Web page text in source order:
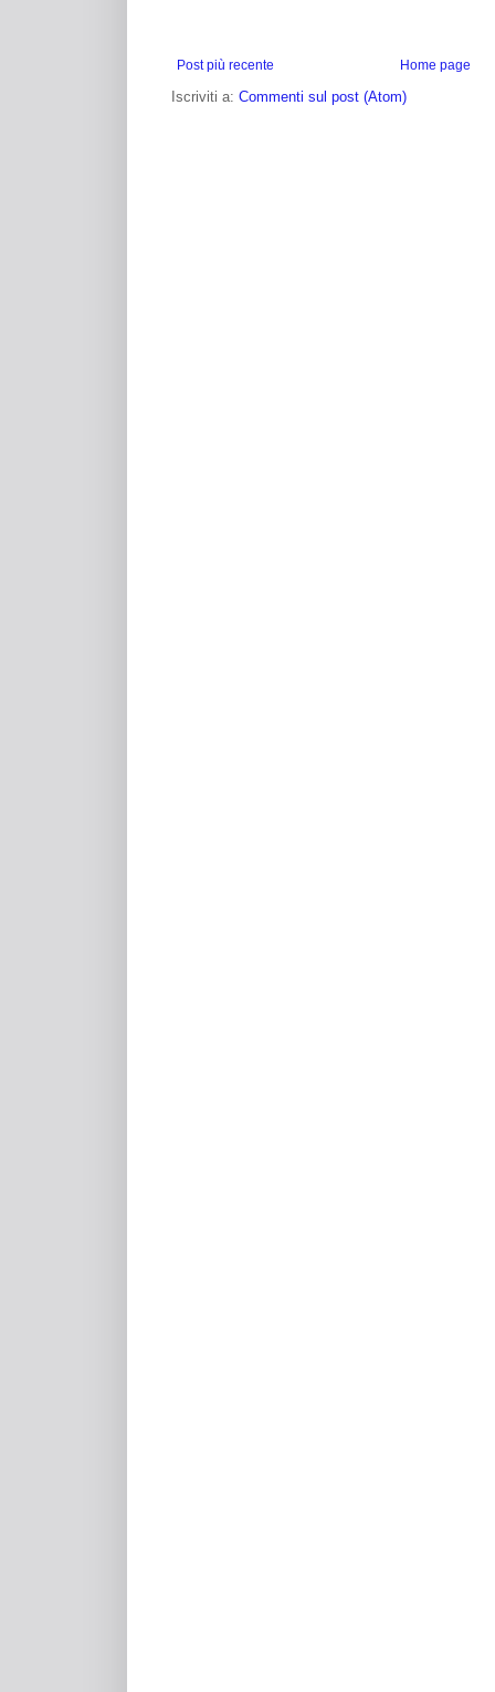
Post più recente Home page
Iscriviti a: Commenti sul post (Atom)